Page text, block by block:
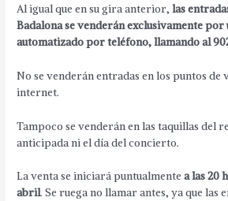
Al igual que en su gira anterior,las
Badalona se venderán exclusivamente por
automatizado por teléfono, llamando al
No se venderán entradas en los puntos de
internet.
Tampoco se venderán en las taquillas del
anticipada ni el día del concierto.
La venta se iniciará puntualmentea las 20
abril. Se ruega no llamar antes, ya que las